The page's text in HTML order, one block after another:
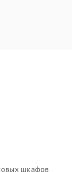
шкафов